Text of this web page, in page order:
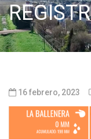
16 febrero, 2023